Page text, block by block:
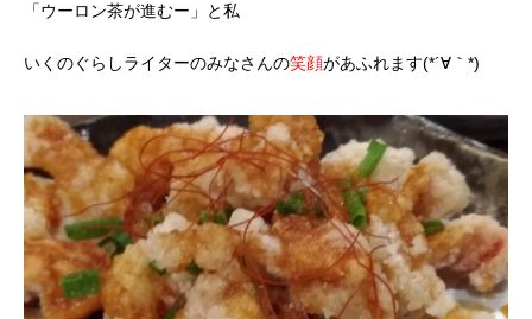
「ウーロン茶が進むー」と私
いくのぐらしライターのみなさんの笑顔があふれます(*´∀｀*)